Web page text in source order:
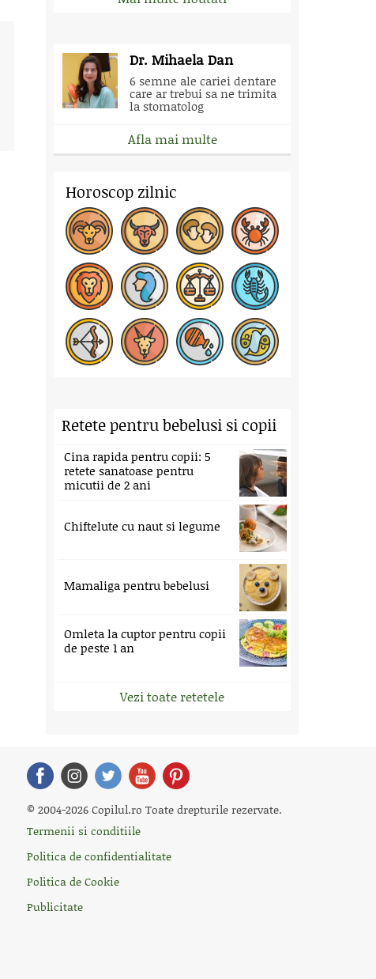
Dr. Mihaela Dan
6 semne ale cariei dentare
care ar trebui sa ne trimita
la stomatolog
Afla mai multe
Horoscop zilnic
Retete pentru bebelusi si copii
Cina rapida pentru copii: 5
retete sanatoase pentru
micutii de 2 ani
Chiftelute cu naut si legume
Mamaliga pentru bebelusi
Omleta la cuptor pentru copii
de peste 1 an
Vezi toate retetele
© 2004-2026 Copilul.ro Toate drepturile rezervate.
Termenii si conditiile
Politica de confidentialitate
Politica de Cookie
Publicitate